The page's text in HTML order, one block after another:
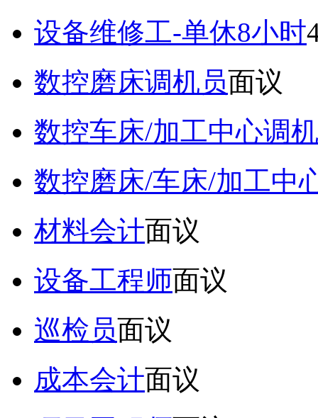
设备维修工-单休8小时
数控磨床调机员面议
数控车床/加工中心调
数控磨床/车床/加工中
材料会计面议
设备工程师面议
巡检员面议
成本会计面议